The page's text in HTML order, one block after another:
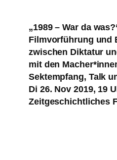
„1989 – War da
Filmvorführung und
zwischen Diktatur
mit den
Sektempfang, Talk
Di 26. Nov 2019, 19
Zeitgeschichtliches